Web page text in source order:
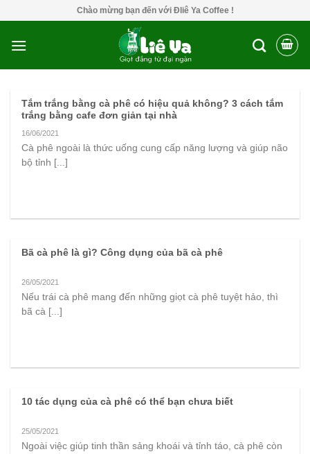
content
Chào mừng bạn đến với Đliê Ya Coffee !
Tắm trắng bằng cà phê có hiệu quả không? 3 cách tắm
trắng bằng cafe đơn giản tại nhà
16/06/2021
Cà phê ngoài là thức uống cung cấp năng lượng và giúp não
bộ tỉnh [...]
Bã cà phê là gì? Công dụng của bã cà phê
26/05/2021
Nếu trái cà phê mang đến những giọt cà phê tuyệt hảo, thì
bã cà [...]
10 tác dụng của cà phê có thể bạn chưa biết
25/05/2021
Ngoài việc giúp tinh thần sảng khoái và tỉnh táo, cà phê còn